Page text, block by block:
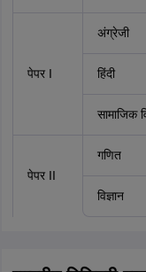
पेपर I
अंग्रेजी
हिंदी
सामाजिक
पेपर II
गणित
विज्ञान